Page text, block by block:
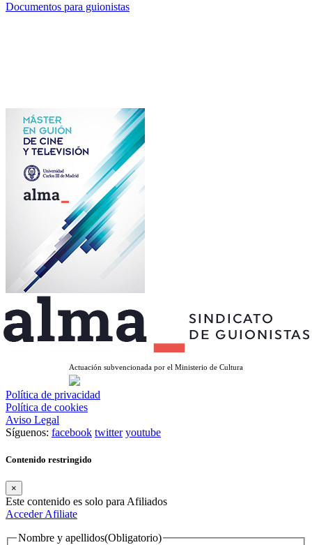
Documentos para guionistas
Actuación subvencionada por el Ministerio de Cultura
Política de privacidad
Política de cookies
Aviso Legal
Síguenos: facebook twitter youtube
Contenido restringido
×
Este contenido es solo para Afiliados
AccederAfiliate
Nombre y apellidos(Obligatorio)